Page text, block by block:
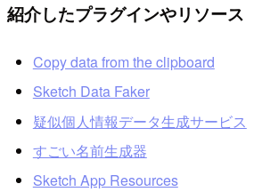
紹介したプラグインやリソース
Copy data from the clipboard
Sketch Data Faker
疑似個人情報データ生成サービス
すごい名前生成器
Sketch App Resources